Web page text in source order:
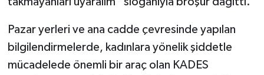
Pazar yerleri ve ana cadde çevresinde yapılan
bilgilendirmelerde, kadınlara yönelik şiddetle
mücadelede önemli bir araç olan KADES